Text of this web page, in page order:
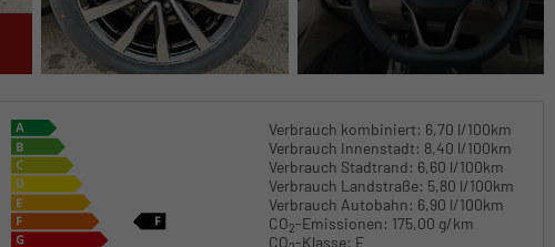
Verbrauch kombiniert: 6,70 l/100km
Verbrauch Innenstadt: 8,40 l/100km
Verbrauch Stadtrand: 6,60 l/100km
Verbrauch Landstraße: 5,80 l/100km
Verbrauch Autobahn: 6,90 l/100km
CO2-Emissionen: 175,00 g/km
CO -Klasse: F